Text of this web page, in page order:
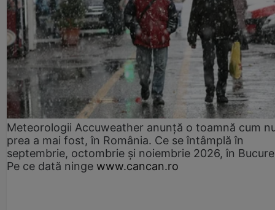
Meteorologii Accuweather anunță o toamnă cum
prea a mai fost, în România. Ce se întâmplă în
septembrie, octombrie și noiembrie 2026, în
Pe ce dată ninge www.cancan.ro